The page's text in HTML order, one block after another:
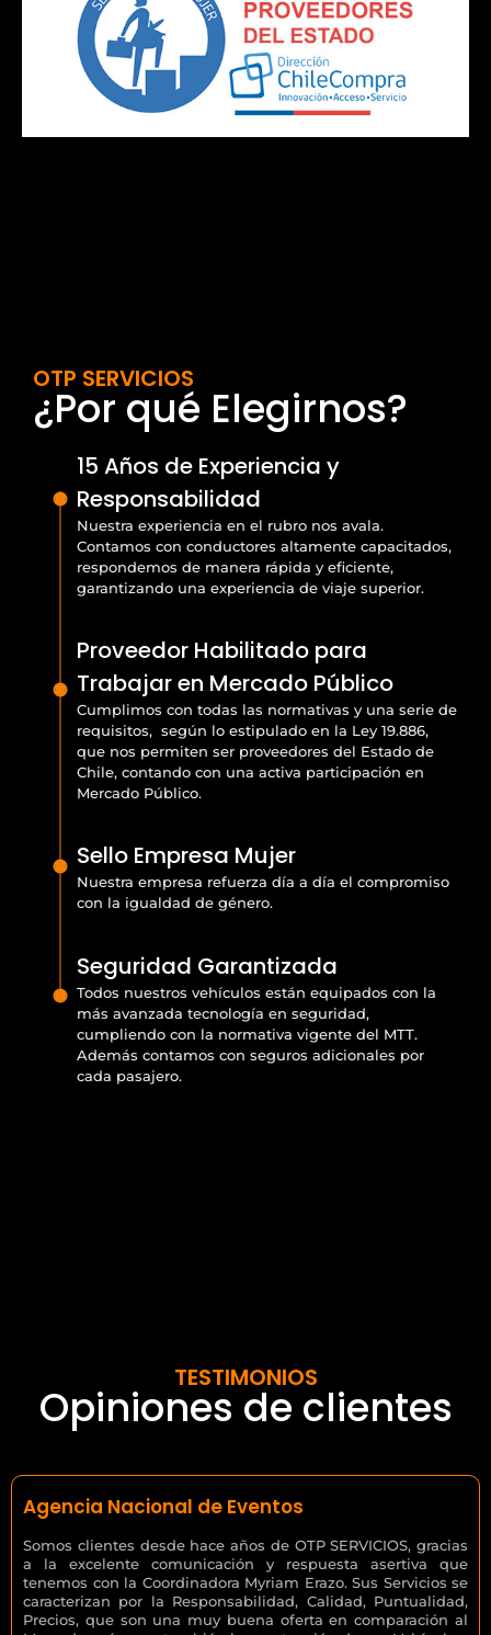
OTP SERVICIOS
¿Por qué Elegirnos?
15 Años de Experiencia y
Responsabilidad
Nuestra experiencia en el rubro nos avala.
Contamos con conductores altamente capacitados,
respondemos de manera rápida y eficiente,
garantizando una experiencia de viaje superior.
Proveedor Habilitado para
Trabajar en Mercado Público
Cumplimos con todas las normativas y una serie de
requisitos, según lo estipulado en la Ley 19.886,
que nos permiten ser proveedores del Estado de
Chile, contando con una activa participación en
Mercado Público.
Sello Empresa Mujer
Nuestra empresa refuerza día a día el compromiso
con la igualdad de género.
Seguridad Garantizada
Todos nuestros vehículos están equipados con la
más avanzada tecnología en seguridad,
cumpliendo con la normativa vigente del MTT.
Además contamos con seguros adicionales por
cada pasajero.
TESTIMONIOS
Opiniones de clientes
Agencia Nacional de Eventos
Somos clientes desde hace años de OTP SERVICIOS, gracias
a la excelente comunicación y respuesta asertiva que
tenemos con la Coordinadora Myriam Erazo. Sus Servicios se
caracterizan por la Responsabilidad, Calidad, Puntualidad,
Precios, que son una muy buena oferta en comparación al